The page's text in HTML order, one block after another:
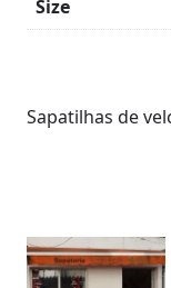
Size
Sapatilhas de